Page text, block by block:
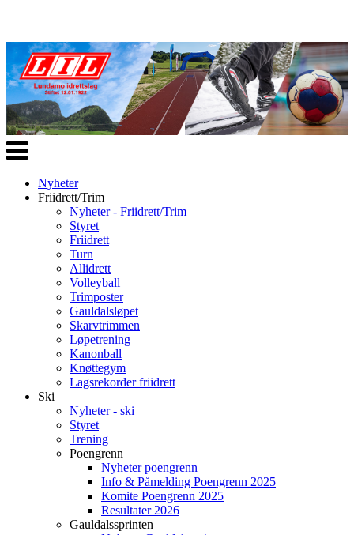
Veksle
navigasjon
Nyheter
Friidrett/Trim
Nyheter - Friidrett/Trim
Styret
Friidrett
Turn
Allidrett
Volleyball
Trimposter
Gauldalsløpet
Skarvtrimmen
Løpetrening
Kanonball
Knøttegym
Lagsrekorder friidrett
Ski
Nyheter - ski
Styret
Trening
Poengrenn
Nyheter poengrenn
Info & Påmelding Poengrenn 2025
Komite Poengrenn 2025
Resultater 2026
Gauldalssprinten